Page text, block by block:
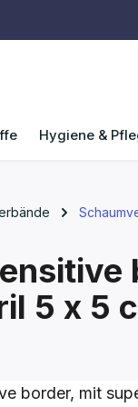
Hygiene &
5 x 5